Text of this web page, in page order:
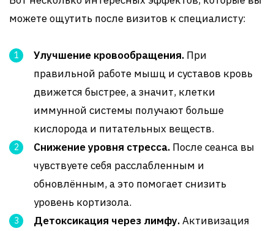
можете ощутить после визитов к специалисту:
Улучшение кровообращения. При
правильной работе мышц и суставов кровь
движется быстрее, а значит, клетки
иммунной системы получают больше
кислорода и питательных веществ.
Снижение уровня стресса. После сеанса вы
чувствуете себя расслабленным и
обновлённым, а это помогает снизить
уровень кортизола.
Детоксикация через лимфу.Активизация